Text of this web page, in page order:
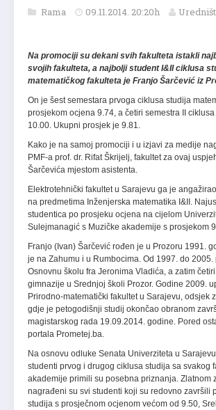
Rama 09.11.2014. 20:20h
Na promociji su dekani svih fakulteta istakli
svojih fakulteta, a najbolji student I&II ciklusa
matematičkog fakulteta je Franjo Šarčević iz
On je šest semestara prvoga ciklusa studija
prosjekom ocjena 9.74, a četiri semestra II
10.00. Ukupni prosjek je 9.81.
Kako je na samoj promociji i u izjavi za medije
PMF-a prof. dr. Rifat Škrijelj, fakultet za ovaj
Šarčevića mjestom asistenta.
Elektrotehnički fakultet u Sarajevu ga je
na predmetima Inženjerska matematika I&II.
studentica po prosjeku ocjena na cijelom
Sulejmanagić s Muzičke akademije s prosjekom
Franjo (Ivan) Šarčević rođen je u Prozoru 1991.
je na Zahumu i u Rumbocima. Od 1997. do 2005.
Osnovnu školu fra Jeronima Vladića, a zatim
gimnazije u Srednjoj školi Prozor. Godine 2009.
Prirodno-matematički fakultet u Sarajevu, odsjek
gdje je petogodišnji studij okončao obranom
magistarskog rada 19.09.2014. godine. Pored
portala Prometej.ba.
Na osnovu odluke Senata Univerziteta u
studenti prvog i drugog ciklusa studija sa svakog
akademije primili su posebna priznanja. Zlatnom
nagrađeni su svi studenti koji su redovno završili
studija s prosječnom ocjenom većom od 9.50,